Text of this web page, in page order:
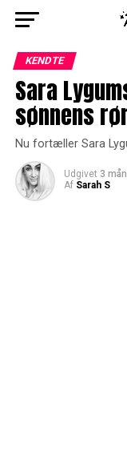
KENDTE
Sara
sønnens
Nu fortæller Sara
Udgivet 3
Af Sarah S